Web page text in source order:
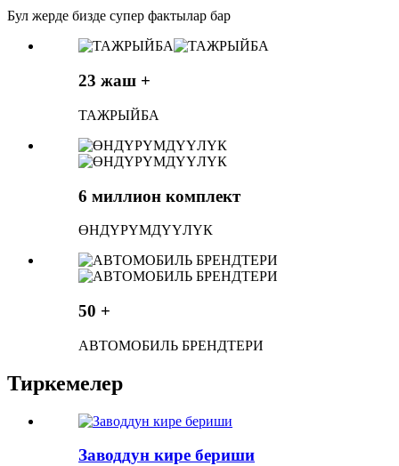
Бул жерде бизде супер фактылар бар
23 жаш +
ТАЖРЫЙБА
6 миллион комплект
ӨНДҮРҮМДҮҮЛҮК
50 +
АВТОМОБИЛЬ БРЕНДТЕРИ
Тиркемелер
Заводдун кире бериши